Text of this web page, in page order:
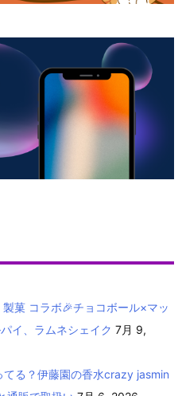
菓 コラボ🎉チョコボール×マッ
イ、ラムネシェイク 7月 9,
る？伊藤園の香水crazy jasmin